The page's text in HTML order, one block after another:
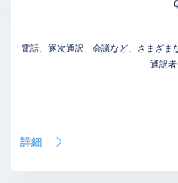
電話、逐次通訳、会議など、さまざま
通訳者
詳細